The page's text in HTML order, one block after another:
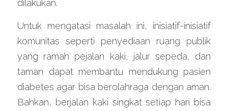
dilakukan.
Untuk mengatasi masalah ini, inisiatif-inisiatif
komunitas seperti penyediaan ruang publik
yang ramah pejalan kaki, jalur sepeda, dan
taman dapat membantu mendukung pasien
diabetes agar bisa berolahraga dengan aman.
Bahkan, berjalan kaki singkat setiap hari bisa